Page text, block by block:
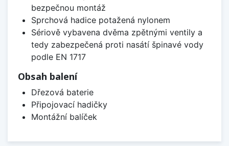
bezpečnou montáž
Sprchová hadice potažená nylonem
Sériově vybavena dvěma zpětnými ventily a
tedy zabezpečená proti nasátí špinavé vody
podle EN 1717
Obsah balení
Dřezová baterie
Připojovací hadičky
Montážní balíček